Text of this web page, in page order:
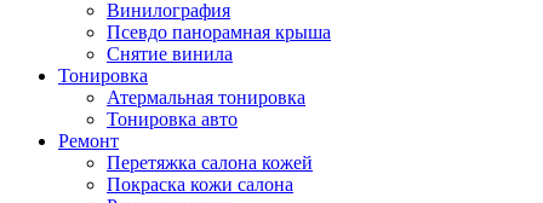
Винилография
Псевдо панорамная крыша
Снятие винила
Тонировка
Атермальная тонировка
Тонировка авто
Ремонт
Перетяжка салона кожей
Покраска кожи салона